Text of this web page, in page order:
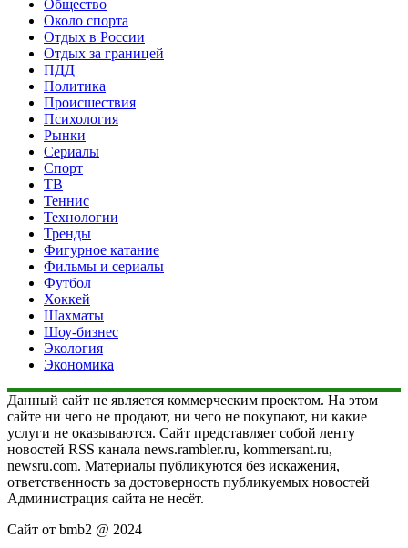
Общество
Около спорта
Отдых в России
Отдых за границей
ПДД
Политика
Происшествия
Психология
Рынки
Сериалы
Спорт
ТВ
Теннис
Технологии
Тренды
Фигурное катание
Фильмы и сериалы
Футбол
Хоккей
Шахматы
Шоу-бизнес
Экология
Экономика
Данный сайт не является коммерческим проектом. На этом
сайте ни чего не продают, ни чего не покупают, ни какие
услуги не оказываются. Сайт представляет собой ленту
новостей RSS канала news.rambler.ru, kommersant.ru,
newsru.com. Материалы публикуются без искажения,
ответственность за достоверность публикуемых новостей
Администрация сайта не несёт.
Сайт от bmb2 @ 2024